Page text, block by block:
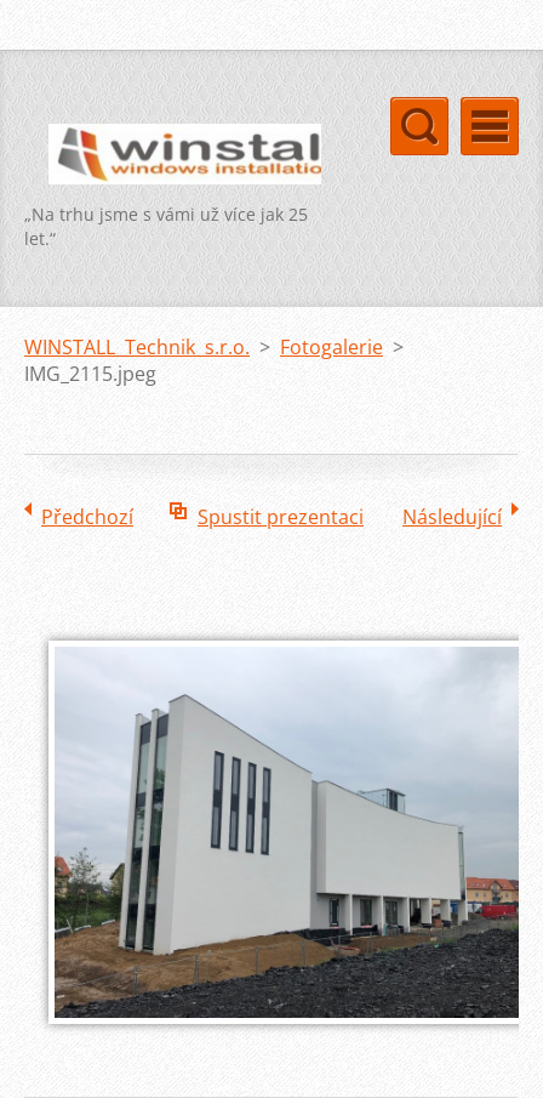
„Na trhu jsme s vámi už více jak 25
let.“
WINSTALL Technik s.r.o. > Fotogalerie >
IMG_2115.jpeg
Předchozí Spustit prezentaci Následující